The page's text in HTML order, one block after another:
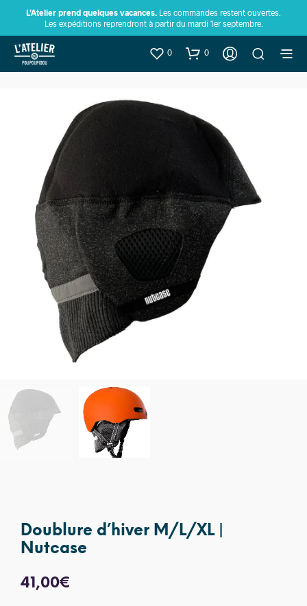
L’Atelier prend quelques vacances. Les commandes restent ouvertes.
Les expéditions reprendront à partir du mardi 1er septembre.
0 0
Doublure d’hiver M/L/XL |
Nutcase
41,00€